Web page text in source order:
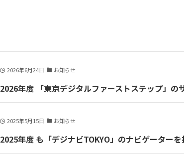
2026年6月24日 お知らせ
2026年度 「東京デジタルファーストステップ」の
2025年5月15日 お知らせ
2025年度 も「デジナビTOKYO」のナビゲーターを